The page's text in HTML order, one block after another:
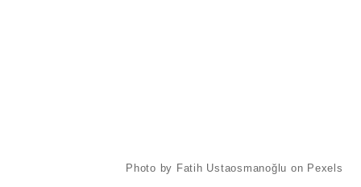
Photo by Fatih Ustaosmanoğlu on Pexels